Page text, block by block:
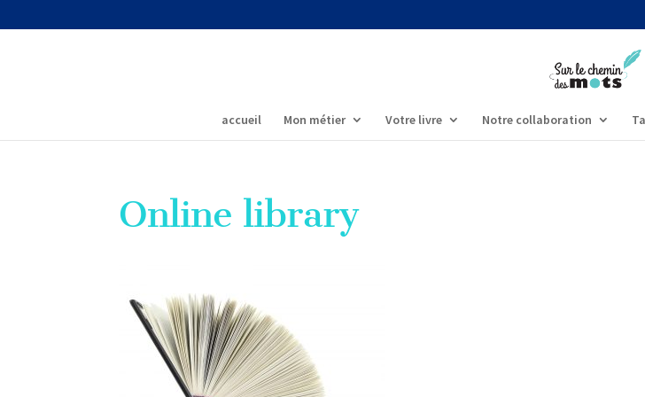
accueil Mon métier Votre livre Notre collaboration
Online library